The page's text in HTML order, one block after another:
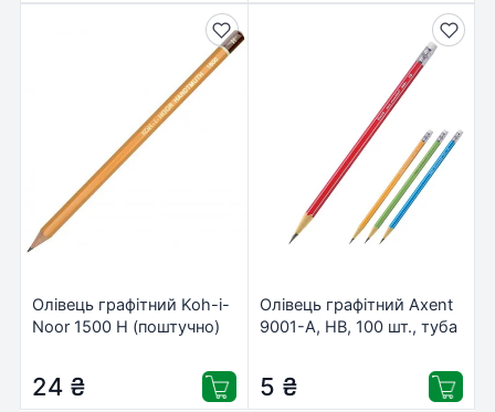
Олівець графітний Koh-i-
Noor 1500 Н (поштучно)
24 ₴
Олівець графітний Axent
9001-А, НВ, 100 шт., туба
5 ₴